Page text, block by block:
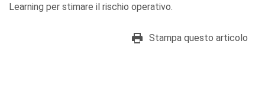
Learning per stimare il rischio operativo.
Stampa questo articolo